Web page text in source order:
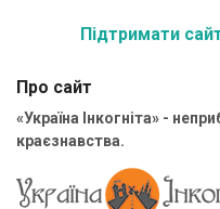
Підтримати
Про сайт
«Україна Інкогніта» -
краєзнавства.